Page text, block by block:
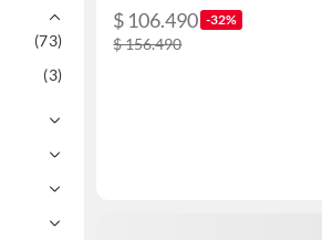
(73)
(3)
$ 106.490 -32%
$ 156.490